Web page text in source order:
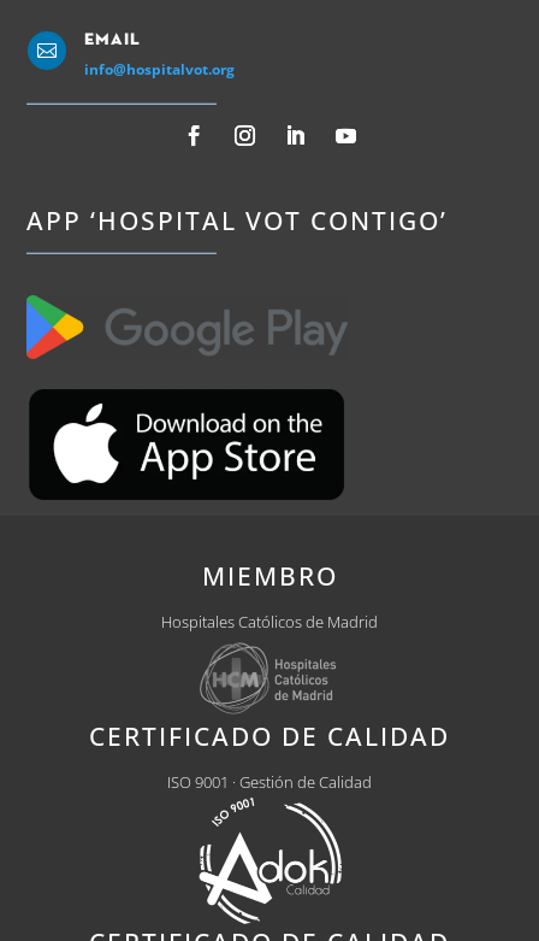

Email
info@hospitalvot.org
APP ‘HOSPITAL VOT CONTIGO’
MIEMBRO
Hospitales Católicos de Madrid
CERTIFICADO DE CALIDAD
ISO 9001 · Gestión de Calidad